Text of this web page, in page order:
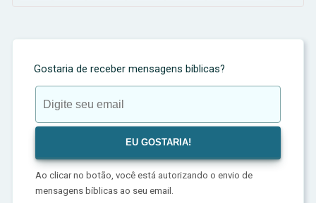
Gostaria de receber mensagens bíblicas?
Ao clicar no botão, você está autorizando o envio de
mensagens bíblicas ao seu email.